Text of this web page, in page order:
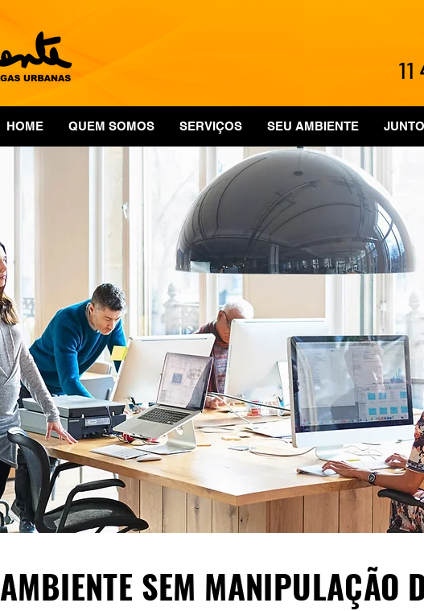
AMBIENTE SEM MANIPULAÇÃO
HOME QUEM SOMOS SERVIÇOS SEU AMBIENTE